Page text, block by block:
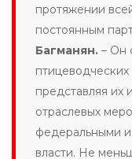
протяжении
постоянным
Багманян. – Он
представляя их
отраслевых
федеральными
власти. Не